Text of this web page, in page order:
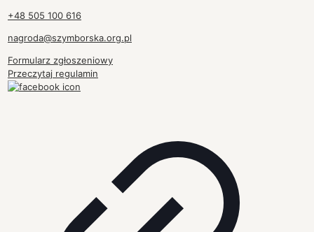
+48 505 100 616
nagroda@szymborska.org.pl
Formularz zgłoszeniowy
Przeczytaj regulamin